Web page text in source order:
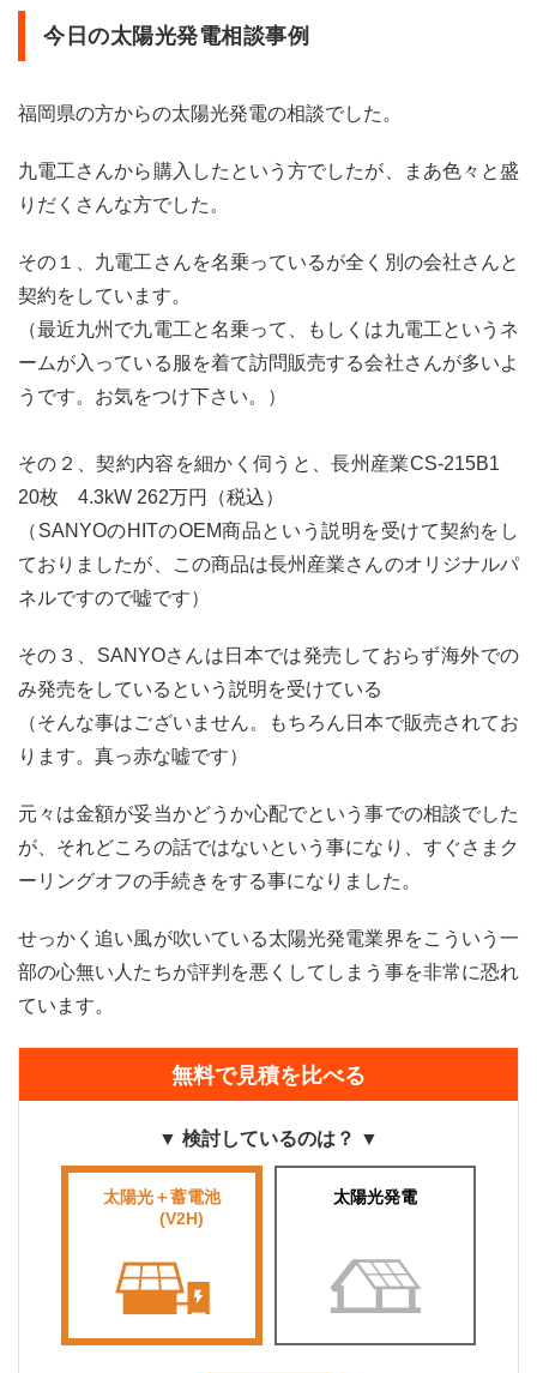
今日の太陽光発電相談事例
福岡県の方からの太陽光発電の相談でした。
九電工さんから購入したという方でしたが、まあ色々と盛
りだくさんな方でした。
その１、九電工さんを名乗っているが全く別の会社さんと
契約をしています。
（最近九州で九電工と名乗って、もしくは九電工というネ
ームが入っている服を着て訪問販売する会社さんが多いよ
うです。お気をつけ下さい。）
その２、契約内容を細かく伺うと、長州産業CS-215B1
20枚 4.3kW 262万円（税込）
（SANYOのHITのOEM商品という説明を受けて契約をし
ておりましたが、この商品は長州産業さんのオリジナルパ
ネルですので嘘です）
その３、SANYOさんは日本では発売しておらず海外での
み発売をしているという説明を受けている
（そんな事はございません。もちろん日本で販売されてお
ります。真っ赤な嘘です）
元々は金額が妥当かどうか心配でという事での相談でした
が、それどころの話ではないという事になり、すぐさまク
ーリングオフの手続きをする事になりました。
せっかく追い風が吹いている太陽光発電業界をこういう一
部の心無い人たちが評判を悪くしてしまう事を非常に恐れ
ています。
無料で見積を比べる
▼ 検討しているのは？ ▼
太陽光＋蓄電池
(V2H)
太陽光発電